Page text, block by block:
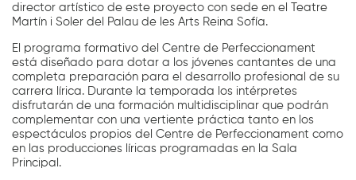
director artístico de este proyecto con sede en el Teatre
Martín i Soler del Palau de les Arts Reina Sofía.
El programa formativo del Centre de Perfeccionament
está diseñado para dotar a los jóvenes cantantes de una
completa preparación para el desarrollo profesional de su
carrera lírica. Durante la temporada los intérpretes
disfrutarán de una formación multidisciplinar que podrán
complementar con una vertiente práctica tanto en los
espectáculos propios del Centre de Perfeccionament como
en las producciones líricas programadas en la Sala
Principal.